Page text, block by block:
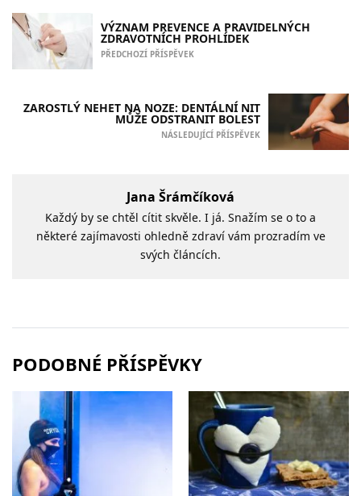
VÝZNAM PREVENCE A PRAVIDELNÝCH
ZDRAVOTNÍCH PROHLÍDEK
PŘEDCHOZÍ PŘÍSPĚVEK
ZAROSTLÝ NEHET NA NOZE: DENTÁLNÍ NIT
MŮŽE ODSTRANIT BOLEST
NÁSLEDUJÍCÍ PŘÍSPĚVEK
Jana Šrámčíková
Každý by se chtěl cítit skvěle. I já. Snažím se o to a
některé zajímavosti ohledně zdraví vám prozradím ve
svých článcích.
PODOBNÉ PŘÍSPĚVKY